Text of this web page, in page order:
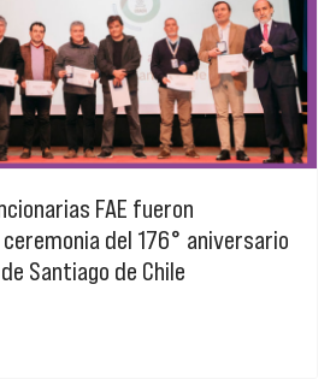
FAE fueron
del 176° aniversario
Santiago de Chile